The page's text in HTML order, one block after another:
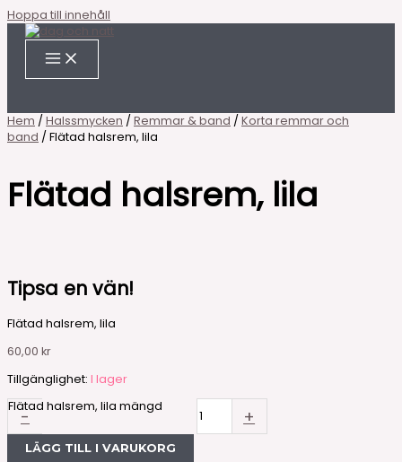
Hoppa till innehåll
Hem / Halssmycken / Remmar & band / Korta remmar och
band / Flätad halsrem, lila
Flätad halsrem, lila
Tipsa en vän!
Flätad halsrem, lila
60,00 kr
Tillgänglighet: I lager
-
Flätad halsrem, lila mängd +
LÄGG TILL I VARUKORG